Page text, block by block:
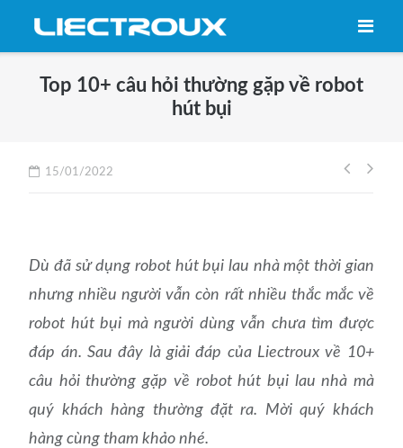
Top 10+ câu hỏi thường gặp về robot
hút bụi
15/01/2022
Điều
Dù đã sử dụng robot hút bụi lau nhà một thời gian
nhưng nhiều người vẫn còn rất nhiều thắc mắc về
robot hút bụi mà người dùng vẫn chưa tìm được
đáp án. Sau đây là giải đáp của Liectroux về 10+
câu hỏi thường gặp về robot hút bụi lau nhà mà
quý khách hàng thường đặt ra. Mời quý khách
hàng cùng tham khảo nhé.